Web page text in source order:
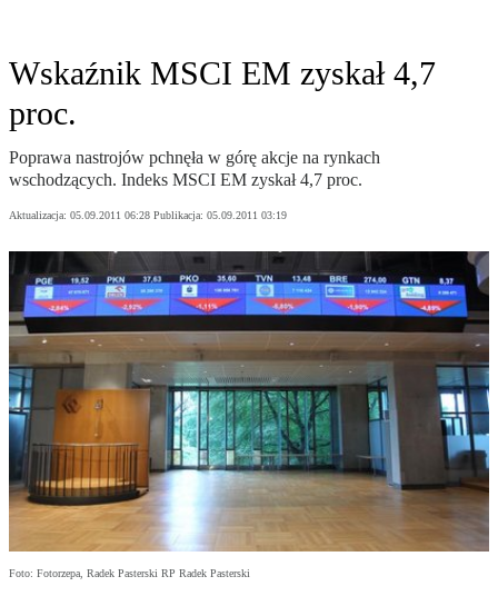
Wskaźnik MSCI EM zyskał 4,7
proc.
Poprawa nastrojów pchnęła w górę akcje na rynkach
wschodzących. Indeks MSCI EM zyskał 4,7 proc.
Aktualizacja: 05.09.2011 06:28 Publikacja: 05.09.2011 03:19
Foto: Fotorzepa, Radek Pasterski RP Radek Pasterski